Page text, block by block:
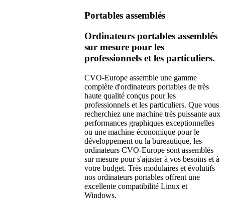
Portables assemblés
Ordinateurs portables assemblés
sur mesure pour les
professionnels et les particuliers.
CVO-Europe assemble une gamme
complète d'ordinateurs portables de très
haute qualité conçus pour les
professionnels et les particuliers. Que vous
recherchiez une machine très puissante aux
performances graphiques exceptionnelles
ou une machine économique pour le
développement ou la bureautique, les
ordinateurs CVO-Europe sont assemblés
sur mesure pour s'ajuster à vos besoins et à
votre budget. Très modulaires et évolutifs
nos ordinateurs portables offrent une
excellente compatibilité Linux et
Windows.